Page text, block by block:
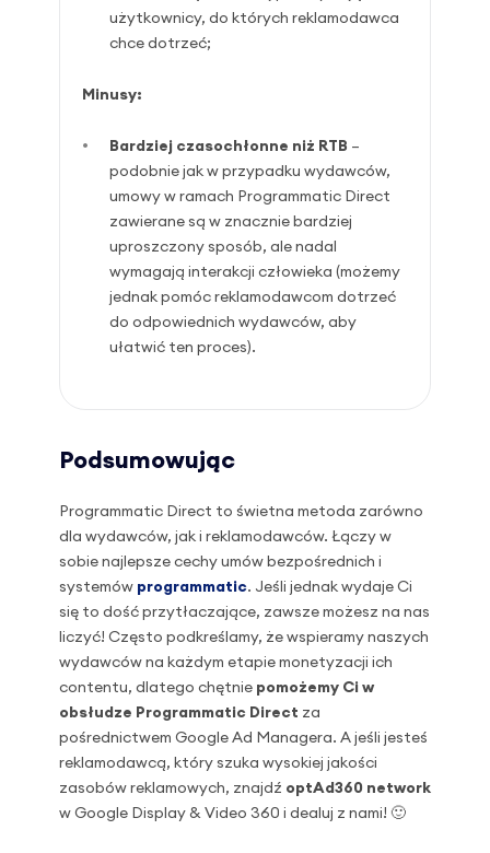
użytkownicy, do których reklamodawca
chce dotrzeć;
Minusy:
Bardziej czasochłonne niż RTB –
podobnie jak w przypadku wydawców,
umowy w ramach Programmatic Direct
zawierane są w znacznie bardziej
uproszczony sposób, ale nadal
wymagają interakcji człowieka (możemy
jednak pomóc reklamodawcom dotrzeć
do odpowiednich wydawców, aby
ułatwić ten proces).
Podsumowując
Programmatic Direct to świetna metoda zarówno
dla wydawców, jak i reklamodawców. Łączy w
sobie najlepsze cechy umów bezpośrednich i
systemów programmatic. Jeśli jednak wydaje Ci
się to dość przytłaczające, zawsze możesz na nas
liczyć! Często podkreślamy, że wspieramy naszych
wydawców na każdym etapie monetyzacji ich
contentu, dlatego chętnie pomożemy Ci w
obsłudze Programmatic Direct za
pośrednictwem Google Ad Managera. A jeśli jesteś
reklamodawcą, który szuka wysokiej jakości
zasobów reklamowych, znajdź optAd360 network
w Google Display & Video 360 i dealuj z nami! 🙂